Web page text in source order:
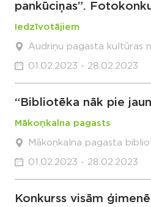
pankūciņas”.
Iedzīvotājiem
Audriņu pagasta kultūras
01.02.2023 - 28.02.2023
“Bibliotēka nāk pie
Mākoņkalna pagasts
Mākoņkalna pagasta
01.02.2023 - 28.02.2023
Konkurss visām